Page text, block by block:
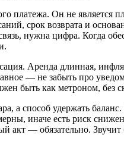
платежа. Он не является
срок возврата и
нужна цифра. Когда
Аренда длинная,
— не забыть про
быть как метроном, без
а способ удержать
иначе есть риск
акт — обязательно.